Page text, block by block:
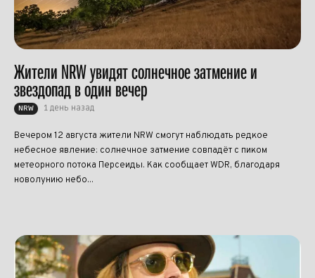
Жители NRW увидят солнечное затмение и
звездопад в один вечер
NRW 1 день назад
Вечером 12 августа жители NRW смогут наблюдать редкое
небесное явление: солнечное затмение совпадёт с пиком
метеорного потока Персеиды. Как сообщает WDR, благодаря
новолунию небо...